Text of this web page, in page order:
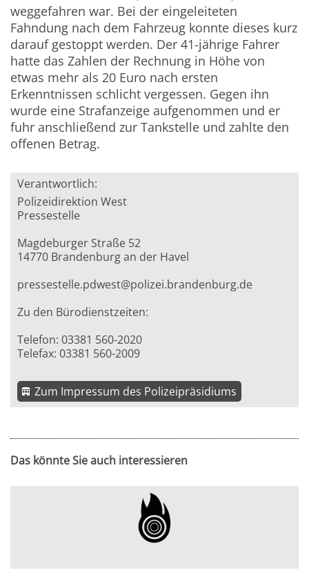
weggefahren war. Bei der eingeleiteten
Fahndung nach dem Fahrzeug konnte dieses kurz
darauf gestoppt werden. Der 41-jährige Fahrer
hatte das Zahlen der Rechnung in Höhe von
etwas mehr als 20 Euro nach ersten
Erkenntnissen schlicht vergessen. Gegen ihn
wurde eine Strafanzeige aufgenommen und er
fuhr anschließend zur Tankstelle und zahlte den
offenen Betrag.
Verantwortlich:
Polizeidirektion West
Pressestelle
Magdeburger Straße 52
14770 Brandenburg an der Havel
pressestelle.pdwest@polizei.brandenburg.de
Zu den Bürodienstzeiten:
Telefon: 03381 560-2020
Telefax: 03381 560-2009
Zum Impressum des Polizeipräsidiums
Das könnte Sie auch interessieren